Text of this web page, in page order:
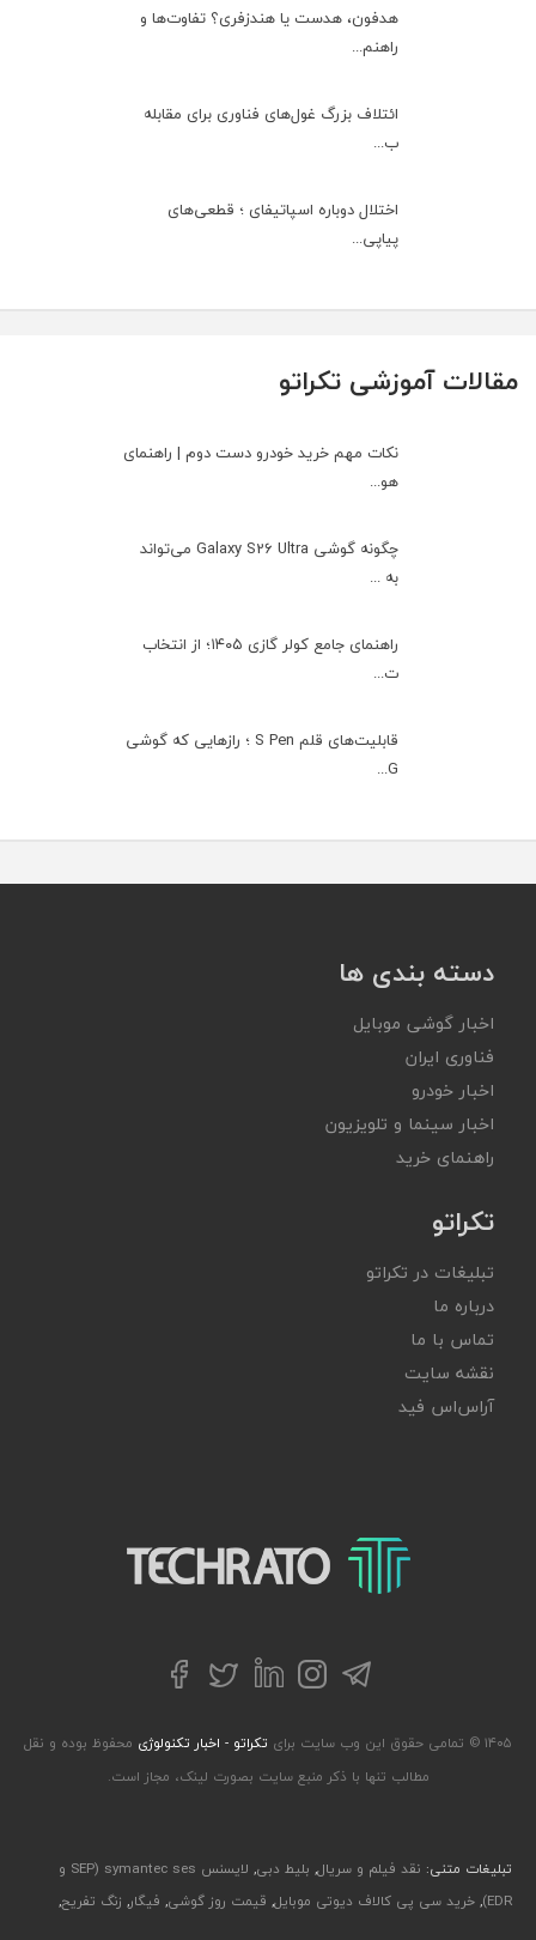
هدفون، هدست یا هندزفری؟ تفاوت‌ها و
راهنم...
ائتلاف بزرگ غول‌های فناوری برای مقابله
ب...
اختلال دوباره اسپاتیفای ؛ قطعی‌های
پیاپی...
مقالات آموزشی تکراتو
نکات مهم خرید خودرو دست دوم | راهنمای
هو...
چگونه گوشی Galaxy S26 Ultra می‌تواند
به ...
راهنمای جامع کولر گازی ۱۴۰۵؛ از انتخاب
ت...
قابلیت‌های قلم S Pen ؛ رازهایی که گوشی
G...
دسته بندی ها
اخبار گوشی موبایل
فناوری ایران
اخبار خودرو
اخبار سینما و تلویزیون
راهنمای خرید
تکراتو
تبلیغات در تکراتو
درباره ما
تماس با ما
نقشه سایت
آر‌اس‌اس فید
تکراتو – زندگی با تکنولوژی
تلگراماینستاگرام
لینکداینتوییترفیسبوک
۱۴۰۵ © تمامی حقوق این وب سایت برای تکراتو - اخبار تکنولوژی محفوظ بوده و نقل
مطالب تنها با ذکر منبع سایت بصورت لینک، مجاز است.
تبلیغات متنی: نقد فیلم و سریال, بلیط دبی,
لایسنس symantec ses (SEP و
EDR)
, خرید سی پی کالاف دیوتی موبایل, قیمت روز گوشی, فیگار, زنگ تفریح,